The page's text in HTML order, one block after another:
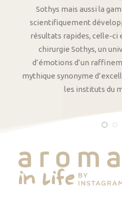
Sothys mais aussi la
scientifiquement
résultats rapides, celle-ci
chirurgie Sothys, un
d’émotions d’un
mythique synonyme
les instituts du